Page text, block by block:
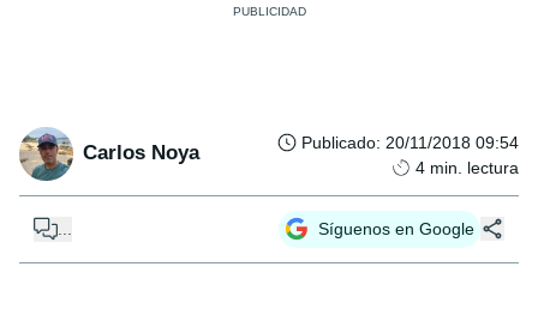
Carlos Noya Publicado: 20/11/2018 09:54
4 min. lectura
Síguenos en Google